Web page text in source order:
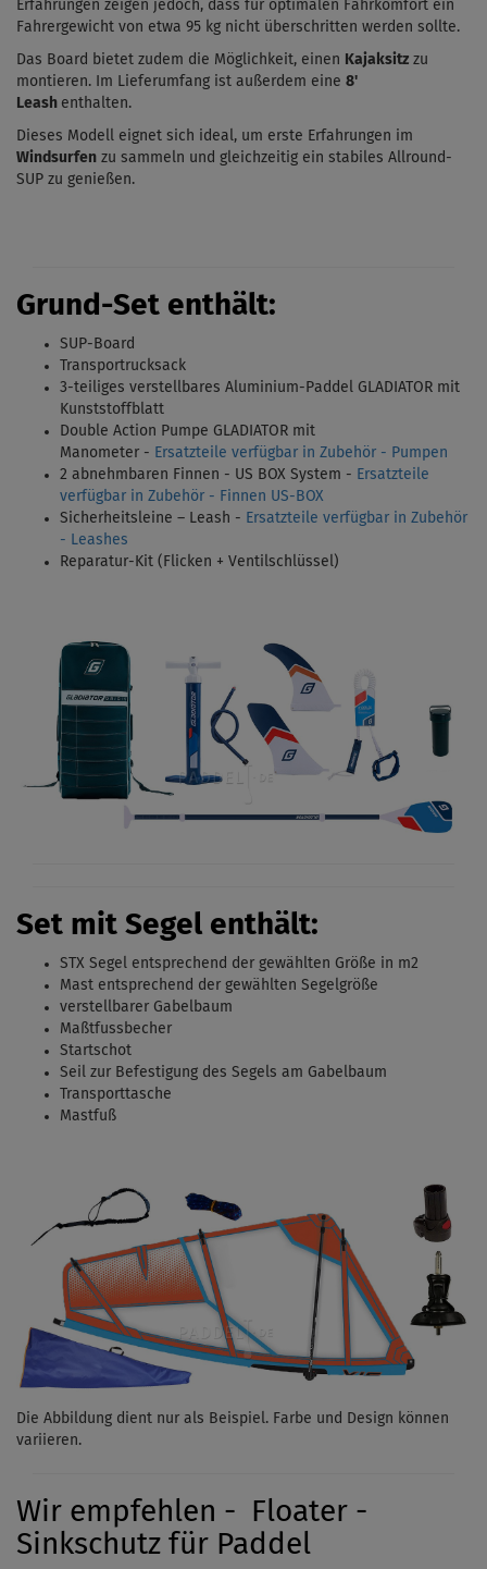
Erfahrungen zeigen jedoch, dass für optimalen Fahrkomfort ein
Fahrergewicht von etwa 95 kg nicht überschritten werden sollte.
Das Board bietet zudem die Möglichkeit, einen Kajaksitz zu
montieren. Im Lieferumfang ist außerdem eine 8'
Leash enthalten.
Dieses Modell eignet sich ideal, um erste Erfahrungen im
Windsurfen zu sammeln und gleichzeitig ein stabiles Allround-
SUP zu genießen.
Grund-Set enthält:
SUP-Board
Transportrucksack
3-teiliges verstellbares Aluminium-Paddel GLADIATOR mit
Kunststoffblatt
Double Action Pumpe GLADIATOR mit
Manometer - Ersatzteile verfügbar in Zubehör - Pumpen
2 abnehmbaren Finnen - US BOX System - Ersatzteile
verfügbar in Zubehör - Finnen US-BOX
Sicherheitsleine – Leash - Ersatzteile verfügbar in Zubehör
- Leashes
Reparatur-Kit (Flicken + Ventilschlüssel)
Set mit Segel enthält:
STX Segel entsprechend der gewählten Größe in m2
Mast entsprechend der gewählten Segelgröße
verstellbarer Gabelbaum
Maßtfussbecher
Startschot
Seil zur Befestigung des Segels am Gabelbaum
Transporttasche
Mastfuß
Die Abbildung dient nur als Beispiel. Farbe und Design können
variieren.
Wir empfehlen - Floater -
Sinkschutz für Paddel